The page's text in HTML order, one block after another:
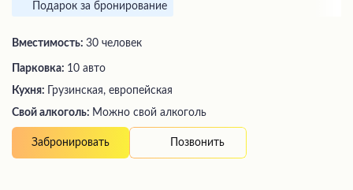
Подарок за бронирование
Вместимость: 30 человек
Парковка: 10 авто
Кухня:
Грузинская, европейская
Свой алкоголь: Можно свой алкоголь
Забронировать Позвонить